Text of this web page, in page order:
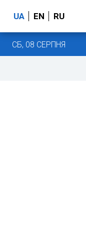
UA EN RU
СБ, 08 СЕРПНЯ